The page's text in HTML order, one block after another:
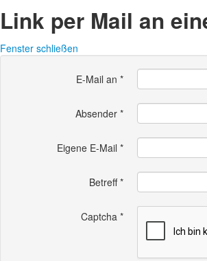
Link per Mail an
Fenster schließen
E-Mail an *
Absender *
Eigene E-Mail *
Betreff*
Captcha *